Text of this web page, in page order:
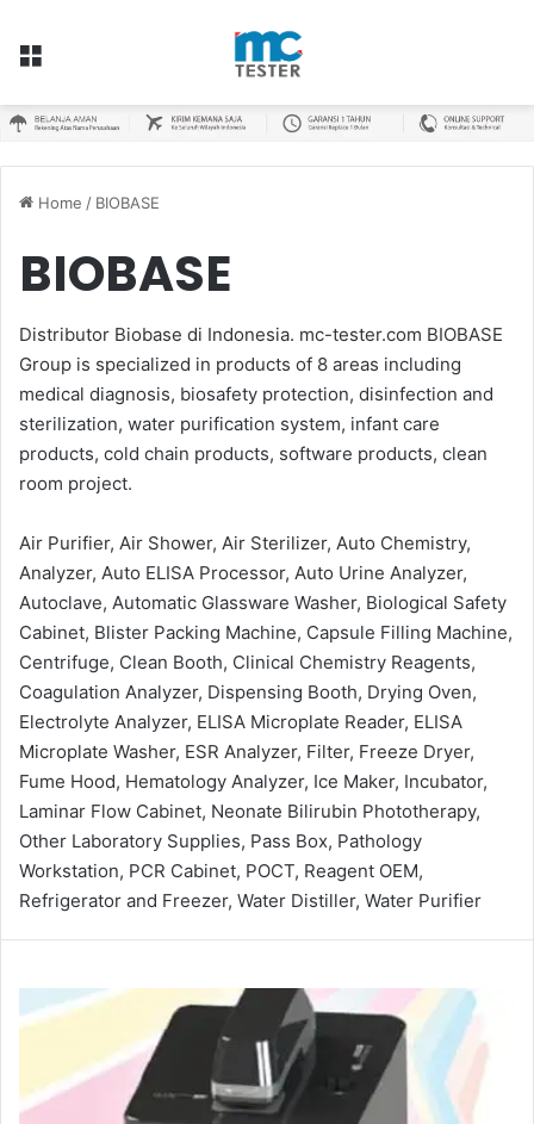
Menu
Home / BIOBASE
BIOBASE
Distributor Biobase di Indonesia. mc-tester.com BIOBASE
Group is specialized in products of 8 areas including
medical diagnosis, biosafety protection, disinfection and
sterilization, water purification system, infant care
products, cold chain products, software products, clean
room project.
Air Purifier, Air Shower, Air Sterilizer, Auto Chemistry,
Analyzer, Auto ELISA Processor, Auto Urine Analyzer,
Autoclave, Automatic Glassware Washer, Biological Safety
Cabinet, Blister Packing Machine, Capsule Filling Machine,
Centrifuge, Clean Booth, Clinical Chemistry Reagents,
Coagulation Analyzer, Dispensing Booth, Drying Oven,
Electrolyte Analyzer, ELISA Microplate Reader, ELISA
Microplate Washer, ESR Analyzer, Filter, Freeze Dryer,
Fume Hood, Hematology Analyzer, Ice Maker, Incubator,
Laminar Flow Cabinet, Neonate Bilirubin Phototherapy,
Other Laboratory Supplies, Pass Box, Pathology
Workstation, PCR Cabinet, POCT, Reagent OEM,
Refrigerator and Freezer, Water Distiller, Water Purifier